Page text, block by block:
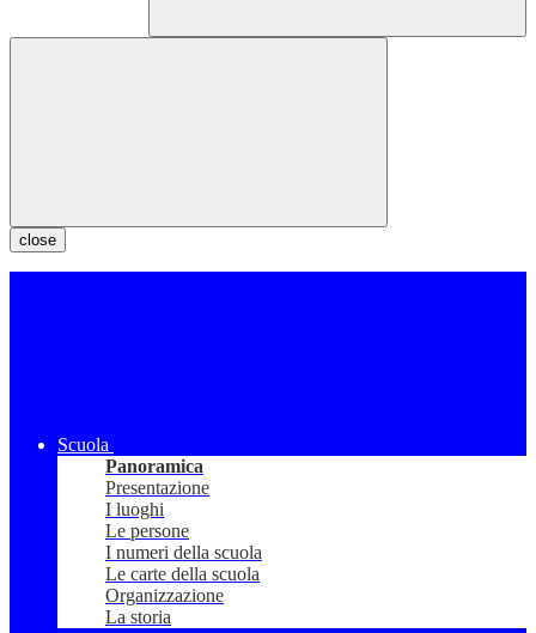
close
Scuola
Panoramica
Presentazione
I luoghi
Le persone
I numeri della scuola
Le carte della scuola
Organizzazione
La storia